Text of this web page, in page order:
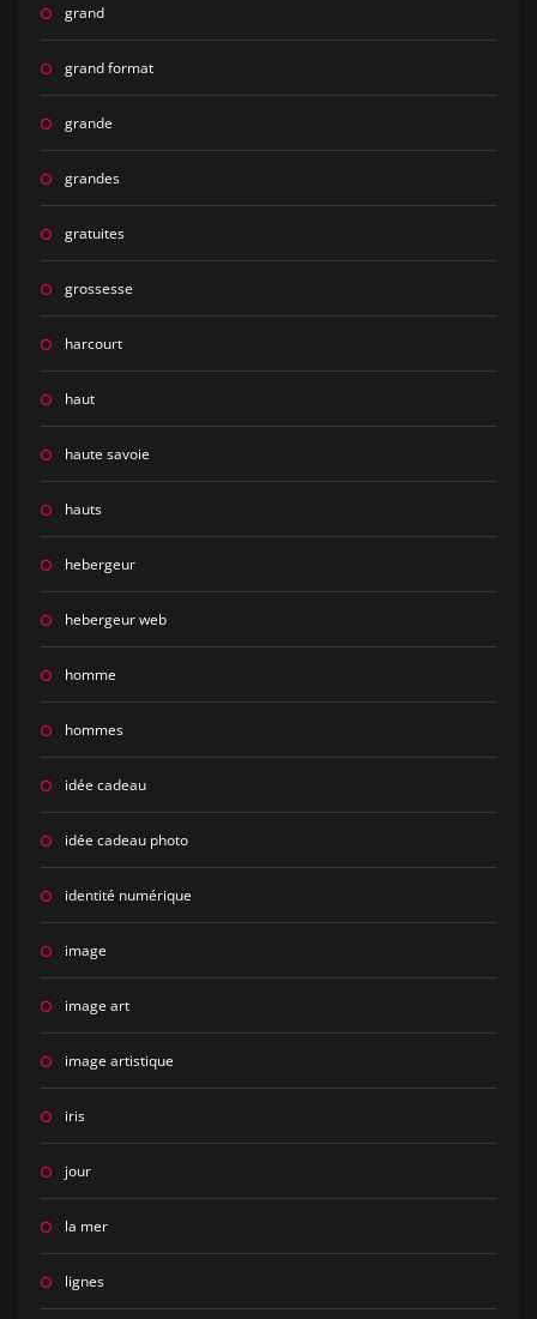
grand
grand format
grande
grandes
gratuites
grossesse
harcourt
haut
haute savoie
hauts
hebergeur
hebergeur web
homme
hommes
idée cadeau
idée cadeau photo
identité numérique
image
image art
image artistique
iris
jour
la mer
lignes